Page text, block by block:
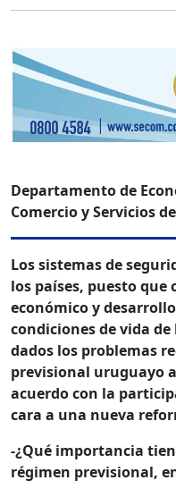
Departamento de
Comercio y Servicios
Los sistemas de
los países, puesto
económico y
condiciones de vida
dados los problemas
previsional uruguayo
acuerdo con la
cara a una nueva
-¿Qué importancia
régimen previsional,